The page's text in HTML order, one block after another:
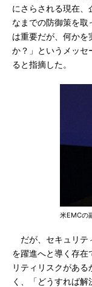
にさらされる現在、
なまでの防御策を
は重要だが、何かを
か？」というメッセ
ると指摘した。
米EMCの
だが、セキュリテ
を躍進へと導く存在
リティリスクがあ
く、「どうすれば